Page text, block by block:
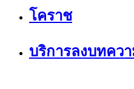
โคราช
บริการลงบทควา